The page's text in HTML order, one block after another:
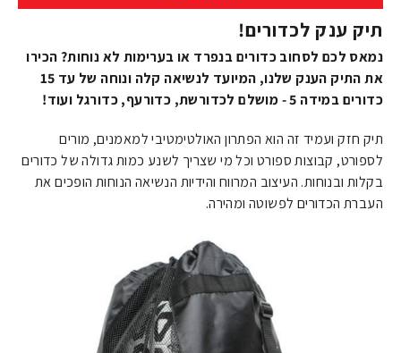
תיק ענק לכדורים!
נמאס לכם לסחוב כדורים בנפרד או בערימות לא נוחות? הכירו
את התיק הענק שלנו, המיועד לנשיאה קלה ונוחה של עד 15
כדורים במידה 5 - מושלם לכדורשת, כדורעף, כדורגל ועוד!
תיק חזק ועמיד זה הוא הפתרון האולטימטיבי למאמנים, מורים
לספורט, קבוצות ספורט וכל מי שצריך לשנע כמות גדולה של כדורים
בקלות ובנוחות. העיצוב המרווח והידיות הנשיאה הנוחות הופכים את
העברת הכדורים לפשוטה ומהירה.